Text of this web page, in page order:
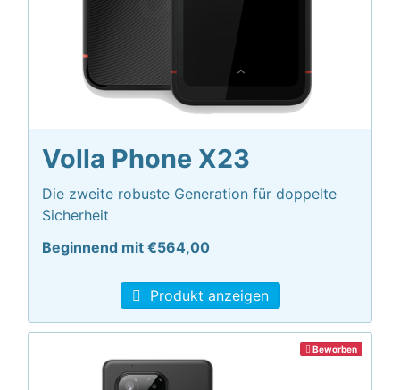
Volla Phone X23
Die zweite robuste Generation für doppelte
Sicherheit
Beginnend mit €564,00
Produkt anzeigen
Beworben